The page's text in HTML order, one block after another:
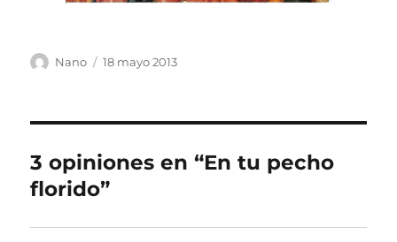
Autor
Nano
Publicado
18 mayo 2013
3 opiniones en “En tu pecho
florido”